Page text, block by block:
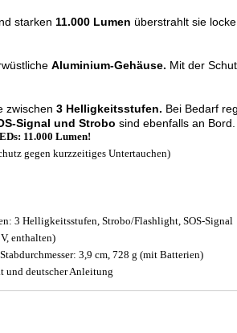
starken 11.000 Lumen überstrahlt sie
Aluminium-Gehäuse. Mit der
zwischen 3 Helligkeitsstufen. Bei Bedarf
Signal und Strobo sind ebenfalls an Bord.
11.000 Lumen!
gegen kurzzeitiges Untertauchen)
3 Helligkeitsstufen, Strobo/Flashlight, SOS-Signal
enthalten)
3,9 cm, 728 g (mit Batterien)
und deutscher Anleitung